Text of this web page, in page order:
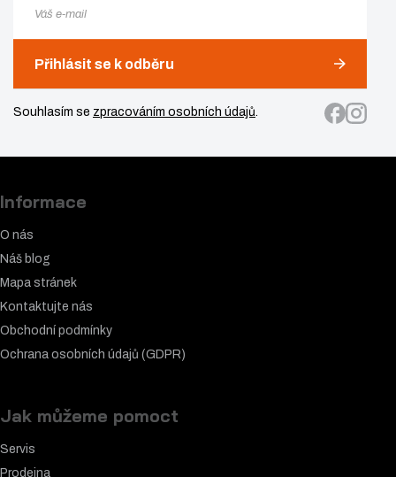
Přihlásit se k odběru
Souhlasím se zpracováním osobních údajů.
Informace
O nás
Náš blog
Mapa stránek
Kontaktujte nás
Obchodní podmínky
Ochrana osobních údajů (GDPR)
Jak můžeme pomoct
Servis
Prodejna